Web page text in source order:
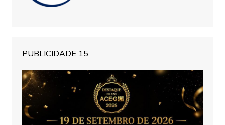
PUBLICIDADE 15